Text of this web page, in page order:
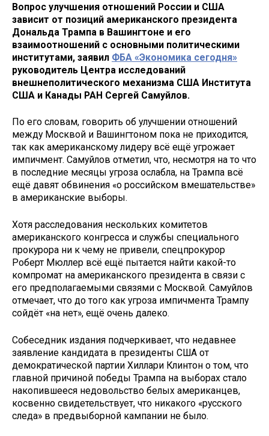
Вопрос улучшения отношений России и США
зависит от позиций американского президента
Дональда Трампа в Вашингтоне и его
взаимоотношений с основными политическими
институтами, заявил ФБА «Экономика сегодня»
руководитель Центра исследований
внешнеполитического механизма США Института
США и Канады РАН Сергей Самуйлов.
По его словам, говорить об улучшении отношений
между Москвой и Вашингтоном пока не приходится,
так как американскому лидеру всё ещё угрожает
импичмент. Самуйлов отметил, что, несмотря на то что
в последние месяцы угроза ослабла, на Трампа всё
ещё давят обвинения «о российском вмешательстве»
в американские выборы.
Хотя расследования нескольких комитетов
американского конгресса и службы специального
прокурора ни к чему не привели, спецпрокурор
Роберт Мюллер всё ещё пытается найти какой-то
компромат на американского президента в связи с
его предполагаемыми связями с Москвой. Самуйлов
отмечает, что до того как угроза импичмента Трампу
сойдёт «на нет», ещё очень далеко.
Собеседник издания подчеркивает, что недавнее
заявление кандидата в президенты США от
демократической партии Хиллари Клинтон о том, что
главной причиной победы Трампа на выборах стало
накопившееся недовольство белых американцев,
косвенно свидетельствует, что никакого «русского
следа» в предвыборной кампании не было.